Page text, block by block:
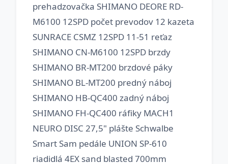
prehadzovačka SHIMANO DEORE RD-
M6100 12SPD počet prevodov 12 kazeta
SUNRACE CSMZ 12SPD 11-51 reťaz
SHIMANO CN-M6100 12SPD brzdy
SHIMANO BR-MT200 brzdové páky
SHIMANO BL-MT200 predný náboj
SHIMANO HB-QC400 zadný náboj
SHIMANO FH-QC400 ráfiky MACH1
NEURO DISC 27,5" plášte Schwalbe
Smart Sam pedále UNION SP-610